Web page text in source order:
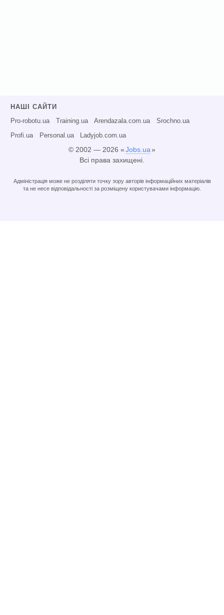
НАШІ САЙТИ
Pro-robotu.ua Training.ua Arendazala.com.ua Srochno.ua
Profi.ua Personal.ua Ladyjob.com.ua
© 2002 — 2026 «Jobs.ua»
Всі права захищені.
Адміністрація може не розділяти точку зору авторів інформаційних матеріалів
та не несе відповідальності за розміщену користувачами інформацію.